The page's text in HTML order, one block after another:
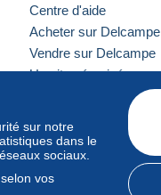
sur notre
dans le
sociaux.
vos
Centre d'aide
Acheter sur Delcampe
Vendre sur Delcampe
Un site sécurisé